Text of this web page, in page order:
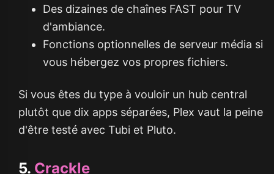
Des dizaines de chaînes FAST pour TV
d'ambiance.
Fonctions optionnelles de serveur média si
vous hébergez vos propres fichiers.
Si vous êtes du type à vouloir un hub central
plutôt que dix apps séparées, Plex vaut la peine
d'être testé avec Tubi et Pluto.
5. Crackle